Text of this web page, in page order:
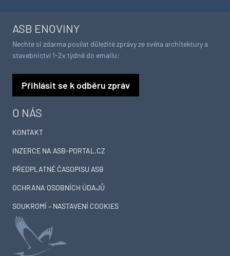
O NÁS
KONTAKT
INZERCE NA ASB-PORTAL.CZ
PŘEDPLATNÉ ČASOPISU ASB
OCHRANA OSOBNÍCH ÚDAJŮ
SOUKROMÍ – NASTAVENÍ COOKIES
ASB ENOVINY
Nechte si zdarma posílat důležité zprávy ze světa architektury a
stavebnictví 1-2x týdně do emailu:
Přihlásit se k odběru zpráv